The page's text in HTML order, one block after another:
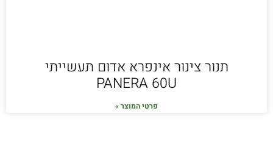
תנור צינור אינפרא אדום תעשייתי
PANERA 60U
פרטי המוצר »